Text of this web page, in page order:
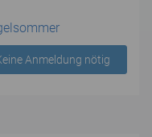
Anmeldung nötig